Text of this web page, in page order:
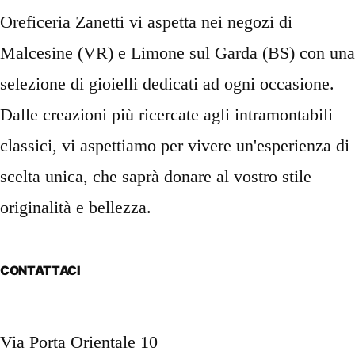
Oreficeria Zanetti vi aspetta nei negozi di
Malcesine (VR) e Limone sul Garda (BS) con una
selezione di gioielli dedicati ad ogni occasione.
Dalle creazioni più ricercate agli intramontabili
classici, vi aspettiamo per vivere un'esperienza di
scelta unica, che saprà donare al vostro stile
originalità e bellezza.
CONTATTACI
Via Porta Orientale 10